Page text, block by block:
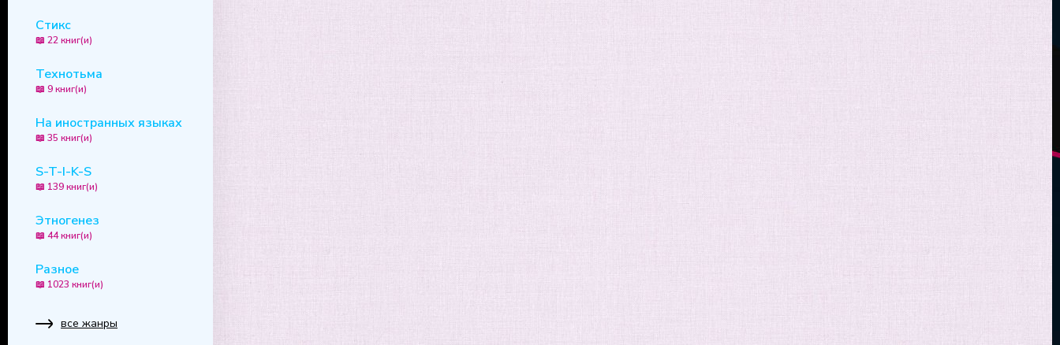
Стикс
📖 22 книг(и)
Технотьма
📖 9 книг(и)
На иностранных языках
📖 35 книг(и)
S-T-I-K-S
📖 139 книг(и)
Этногенез
📖 44 книг(и)
Разное
📖 1023 книг(и)
все жанры